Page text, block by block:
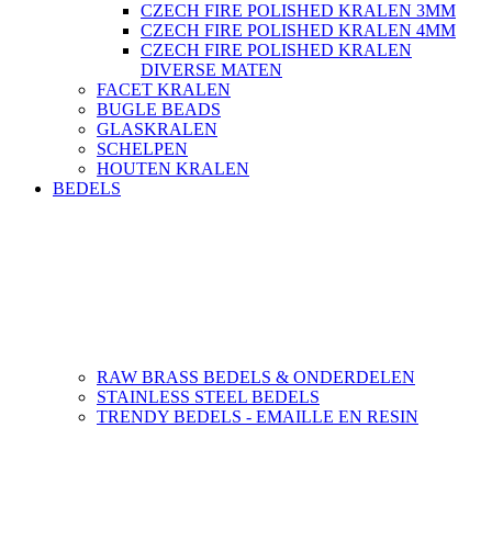
CZECH FIRE POLISHED KRALEN 3MM
CZECH FIRE POLISHED KRALEN 4MM
CZECH FIRE POLISHED KRALEN
DIVERSE MATEN
FACET KRALEN
BUGLE BEADS
GLASKRALEN
SCHELPEN
HOUTEN KRALEN
BEDELS
RAW BRASS BEDELS & ONDERDELEN
STAINLESS STEEL BEDELS
TRENDY BEDELS - EMAILLE EN RESIN